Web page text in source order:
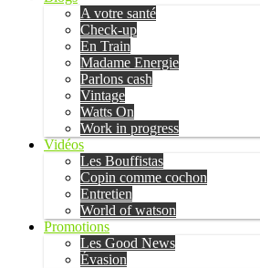
A votre santé
Check-up
En Train
Madame Energie
Parlons cash
Vintage
Watts On
Work in progress
Vidéos
Les Bouffistas
Copin comme cochon
Entretien
World of watson
Promotions
Les Good News
Évasion